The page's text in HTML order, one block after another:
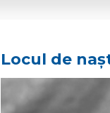
Locul de